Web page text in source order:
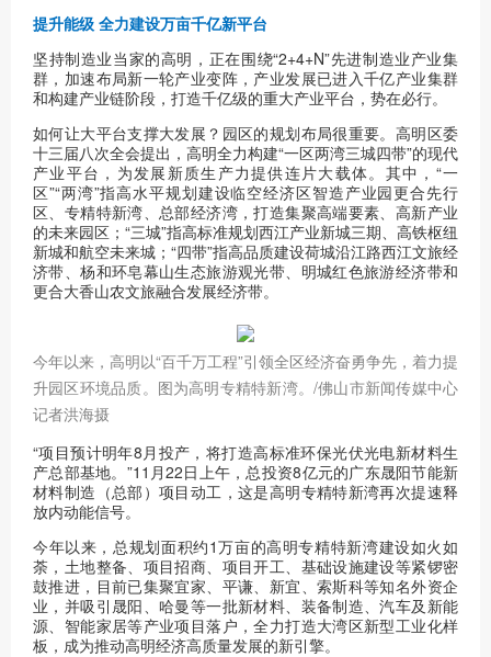
提升能级 全力建设万亩千亿新平台
坚持制造业当家的高明，正在围绕“2+4+N”先进制造业产业集
群，加速布局新一轮产业变阵，产业发展已进入千亿产业集群
和构建产业链阶段，打造千亿级的重大产业平台，势在必行。
如何让大平台支撑大发展？园区的规划布局很重要。高明区委
十三届八次全会提出，高明全力构建“一区两湾三城四带”的现代
产业平台，为发展新质生产力提供连片大载体。其中，“一
区”“两湾”指高水平规划建设临空经济区智造产业园更合先行
区、专精特新湾、总部经济湾，打造集聚高端要素、高新产业
的未来园区；“三城”指高标准规划西江产业新城三期、高铁枢纽
新城和航空未来城；“四带”指高品质建设荷城沿江路西江文旅经
济带、杨和环皂幕山生态旅游观光带、明城红色旅游经济带和
更合大香山农文旅融合发展经济带。
今年以来，高明以“百千万工程”引领全区经济奋勇争先，着力提
升园区环境品质。图为高明专精特新湾。/佛山市新闻传媒中心
记者洪海摄
“项目预计明年8月投产，将打造高标准环保光伏光电新材料生
产总部基地。”11月22日上午，总投资8亿元的广东晟阳节能新
材料制造（总部）项目动工，这是高明专精特新湾再次提速释
放内动能信号。
今年以来，总规划面积约1万亩的高明专精特新湾建设如火如
荼，土地整备、项目招商、项目开工、基础设施建设等紧锣密
鼓推进，目前已集聚宜家、平谦、新宜、索斯科等知名外资企
业，并吸引晟阳、哈曼等一批新材料、装备制造、汽车及新能
源、智能家居等产业项目落户，全力打造大湾区新型工业化样
板，成为推动高明经济高质量发展的新引擎。